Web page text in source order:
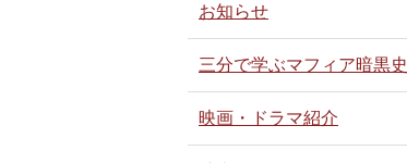
お知らせ
三分で学ぶマフィア暗黒史
映画・ドラマ紹介